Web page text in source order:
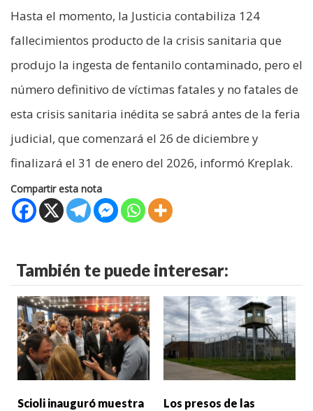
Hasta el momento, la Justicia contabiliza 124
fallecimientos producto de la crisis sanitaria que
produjo la ingesta de fentanilo contaminado, pero el
número definitivo de víctimas fatales y no fatales de
esta crisis sanitaria inédita se sabrá antes de la feria
judicial, que comenzará el 26 de diciembre y
finalizará el 31 de enero del 2026, informó Kreplak.
Compartir esta nota
También te puede interesar:
Scioli inauguró muestra
Los presos de las